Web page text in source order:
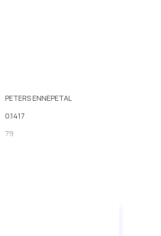
PETERS ENNEPETAL
0.1417
79